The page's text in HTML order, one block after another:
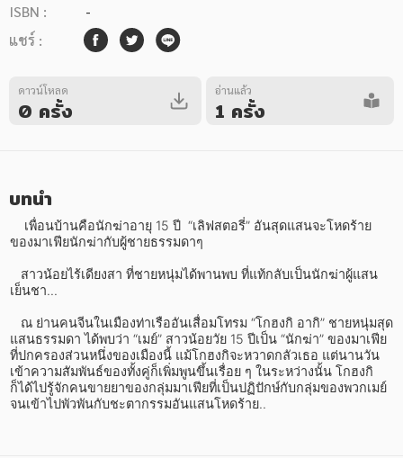
หมวดหมู่ยอดนิยม
หนังสือออกใหม่ หนังสือยอดนิยม หนังสือเช่า
หมวดหมู่หนังสือ
ศิลปะ บันเทิง กีฬา ท่องเที่ยว
สังคม วัฒนธรรม การปกครอง ศาสนาและปรัชญา
ศาสนา และปรัชญา
กฎหมาย สัญญา ภาษี
ISBN :
-
แชร์ :
ดาวน์โหลด
0 ครั้ง
อ่านแล้ว
1 ครั้ง
บทนำ
ของมาเฟียนักฆ่ากับผู้ชายธรรมดาๆ
สาวน้อยไร้เดียงสา ที่ชายหนุ่มได้พานพบ ที่แท้กลับเป็นนักฆ่าผู้แสน
เย็นชา...
ณ ย่านคนจีนในเมืองท่าเรืออันเสื่อมโทรม “โกฮงกิ อากิ” ชายหนุ่มสุด
แสนธรรมดา ได้พบว่า “เมย์” สาวน้อยวัย 15 ปีเป็น “นักฆ่า” ของมาเฟีย
ที่ปกครองส่วนหนึ่งของเมืองนี้ แม้โกฮงกิจะหวาดกลัวเธอ แต่นานวัน
เข้าความสัมพันธ์ของทั้งคู่ก็เพิ่มพูนขึ้นเรื่อย ๆ ในระหว่างนั้น โกฮงกิ
ก็ได้ไปรู้จักคนขายยาของกลุ่มมาเฟียที่เป็นปฏิปักษ์กับกลุ่มของพวกเมย์
จนเข้าไปพัวพันกับชะตากรรมอันแสนโหดร้าย..